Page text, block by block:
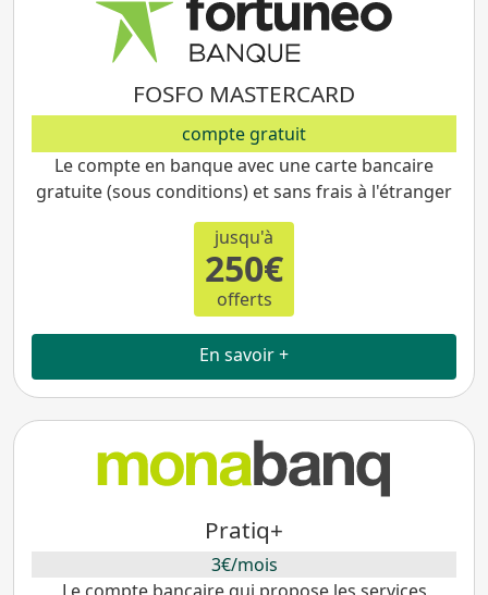
FOSFO MASTERCARD
compte gratuit
Le compte en banque avec une carte bancaire
gratuite (sous conditions) et sans frais à l'étranger
jusqu'à
250€
offerts
En savoir +
Pratiq+
3€/mois